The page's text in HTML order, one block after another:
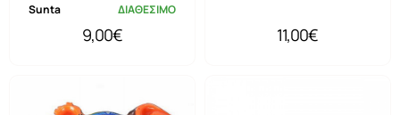
Sunta ΔΙΑΘΕΣΙΜΟ
9,00€ 11,00€